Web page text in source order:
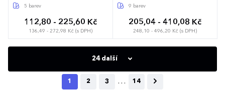
ke struktuře materiálu je vhodná pro
však razit drobné texty, které mohou při
ražbě zaniknout. Diář obsahuje: osobní
údaje, plánovač dovolené (měsíční
předvolby, státní svátky České a Slovenské
výhled, týdenní layout, adresář, mapa
5 barev
112,80 - 225,60 Kč
136,49 - 272,98 Kč (s DPH)
klopou a jejich okraj zdobí obšití nití.
zápisníky i diáře, proto neobsahují ražbu
letopočtu. Kvalitní koženka umožňuje
dosáhnout vynikajících výsledků
údaje, plánovač dovolené (měsíční
předvolby, státní svátky České a Slovenské
Evropy a České a Slovenské republiky Do
9 barev
205,04 - 410,08 Kč
248,10 - 496,20 Kč (s DPH)
24 další
1 2 3 … 14